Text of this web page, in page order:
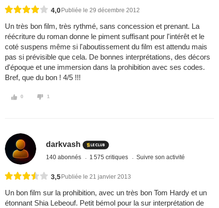
4,0 Publiée le 29 décembre 2012
Un très bon film, très rythmé, sans concession et prenant. La
réécriture du roman donne le piment suffisant pour l'intérêt et le
coté suspens même si l'aboutissement du film est attendu mais
pas si prévisible que cela. De bonnes interprétations, des décors
d'époque et une immersion dans la prohibition avec ses codes.
Bref, que du bon ! 4/5 !!!
0 1
darkvash
140 abonnés 1 575 critiques Suivre son activité
3,5 Publiée le 21 janvier 2013
Un bon film sur la prohibition, avec un très bon Tom Hardy et un
étonnant Shia Lebeouf. Petit bémol pour la sur interprétation de